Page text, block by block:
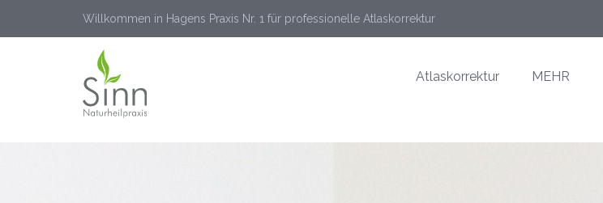
Willkommen in Hagens Praxis Nr. 1 für professionelle Atlaskorrektur
Atlaskorrektur MEHR